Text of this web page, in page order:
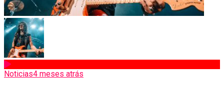
Noticias4 meses atrás